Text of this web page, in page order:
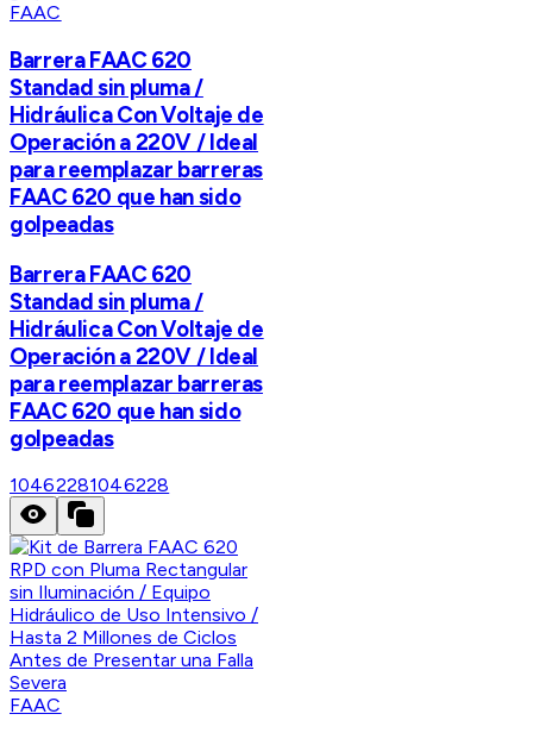
FAAC
Barrera FAAC 620
Standad sin pluma /
Hidráulica Con Voltaje de
Operación a 220V / Ideal
para reemplazar barreras
FAAC 620 que han sido
golpeadas
Barrera FAAC 620
Standad sin pluma /
Hidráulica Con Voltaje de
Operación a 220V / Ideal
para reemplazar barreras
FAAC 620 que han sido
golpeadas
10462281046228
FAAC